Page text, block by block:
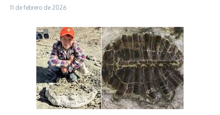
11 de febrero de 2026